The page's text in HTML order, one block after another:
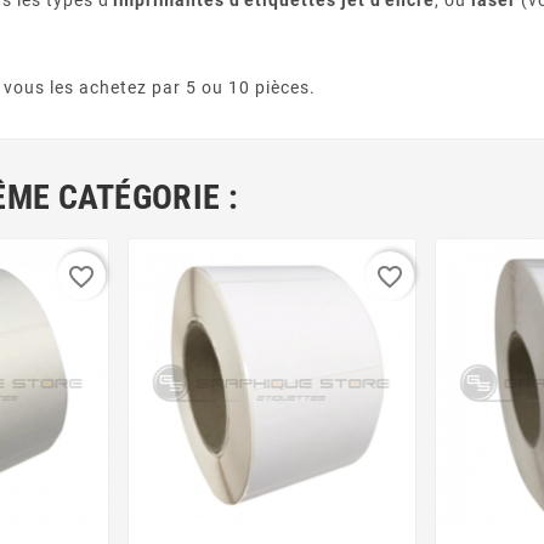
les achetez par 5 ou 10 pièces.
CATÉGORIE :
favorite_border favorite_border